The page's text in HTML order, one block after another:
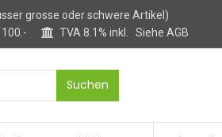
grosse oder schwere Artikel)
TVA 8.1% inkl.Siehe AGB
Suchen